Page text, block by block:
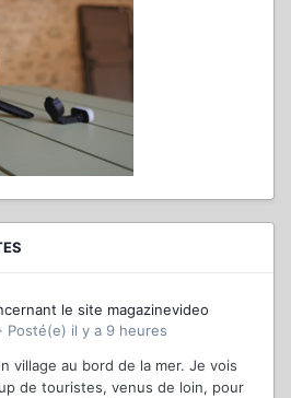
le site magazinevideo
· Posté(e) il y a 9 heures
village au bord de la mer. Je vois
de touristes, venus de loin, pour